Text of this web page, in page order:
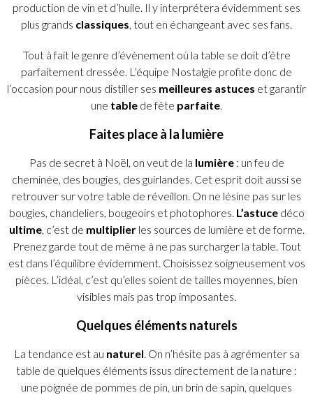
production de vin et d’huile. Il y interprétera évidemment ses
plus grands classiques, tout en échangeant avec ses fans.
Tout à fait le genre d’évènement où la table se doit d’être
parfaitement dressée. L’équipe Nostalgie profite donc de
l’occasion pour nous distiller ses meilleures astuces et garantir
une table de fête parfaite.
Faites place à la lumière
Pas de secret à Noël, on veut de la lumière: un feu de
cheminée, des bougies, des guirlandes. Cet esprit doit aussi se
retrouver sur votre table de réveillon. On ne lésine pas sur les
bougies, chandeliers, bougeoirs et photophores. L’astucedéco
ultime, c’est de multiplierles sources de lumière et de forme.
Prenez garde tout de même à ne pas surcharger la table. Tout
est dans l’équilibre évidemment. Choisissez soigneusement vos
pièces. L’idéal, c’est qu’elles soient de tailles moyennes, bien
visibles mais pas trop imposantes.
Quelques éléments naturels
La tendance est au naturel. On n’hésite pas à agrémenter sa
table de quelques éléments issus directement de la nature :
une poignée de pommes de pin, un brin de sapin, quelques